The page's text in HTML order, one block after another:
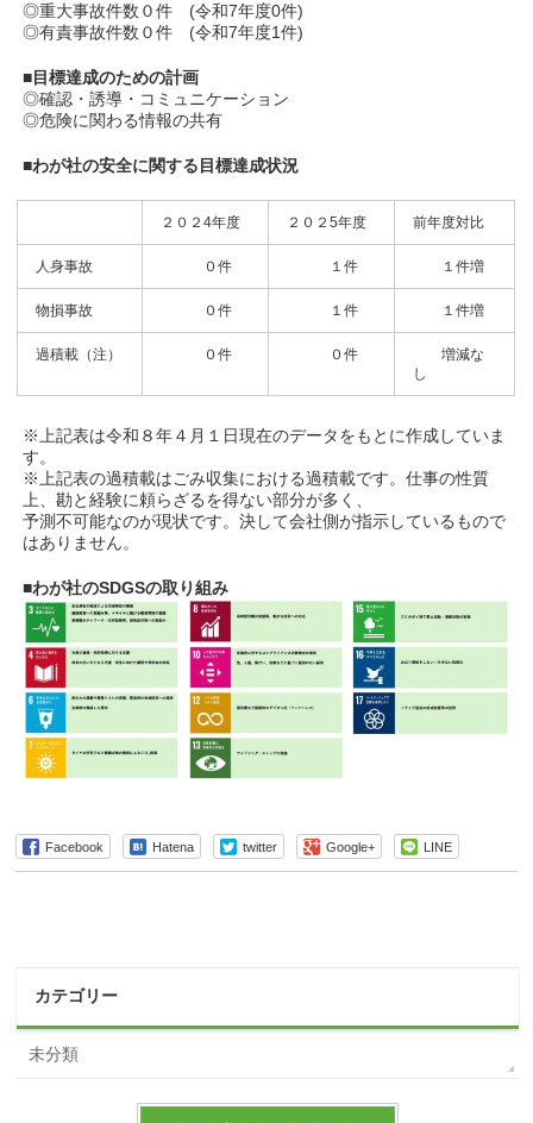
◎重大事故件数０件 (令和7年度0件)
◎有責事故件数０件 (令和7年度1件)
■目標達成のための計画
◎確認・誘導・コミュニケーション
◎危険に関わる情報の共有
■わが社の安全に関する目標達成状況
２０２4年度 ２０２5年度 前年度対比
人身事故 ０件 １件 １件増
物損事故 ０件 １件 １件増
過積載（注） ０件 ０件
増減な
し
※上記表は令和８年４月１日現在のデータをもとに作成していま
す。
※上記表の過積載はごみ収集における過積載です。仕事の性質
上、勘と経験に頼らざるを得ない部分が多く、
予測不可能なのが現状です。決して会社側が指示しているもので
はありません。
■わが社のSDGSの取り組み
Facebook Hatena twitter Google+ LINE
カテゴリー
未分類